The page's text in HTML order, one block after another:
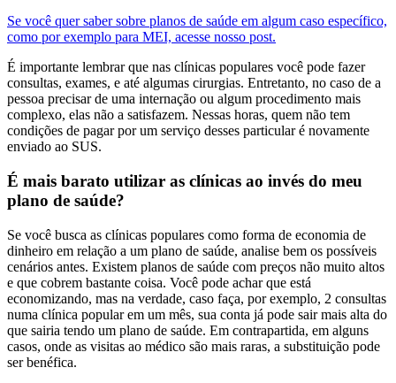
Se você quer saber sobre planos de saúde em algum caso específico,
como por exemplo para MEI, acesse nosso post.
É importante lembrar que nas clínicas populares você pode fazer
consultas, exames, e até algumas cirurgias. Entretanto, no caso de a
pessoa precisar de uma internação ou algum procedimento mais
complexo, elas não a satisfazem. Nessas horas, quem não tem
condições de pagar por um serviço desses particular é novamente
enviado ao SUS.
É mais barato utilizar as clínicas ao invés do meu
plano de saúde?
Se você busca as clínicas populares como forma de economia de
dinheiro em relação a um plano de saúde, analise bem os possíveis
cenários antes. Existem planos de saúde com preços não muito altos
e que cobrem bastante coisa. Você pode achar que está
economizando, mas na verdade, caso faça, por exemplo, 2 consultas
numa clínica popular em um mês, sua conta já pode sair mais alta do
que sairia tendo um plano de saúde. Em contrapartida, em alguns
casos, onde as visitas ao médico são mais raras, a substituição pode
ser benéfica.